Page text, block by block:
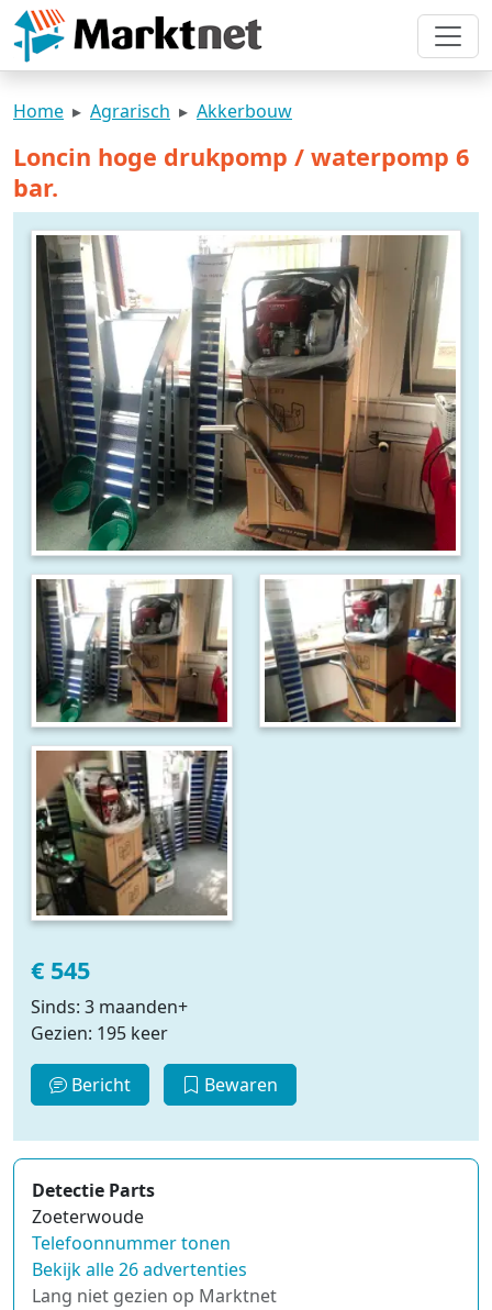
Home Agrarisch Akkerbouw
Loncin hoge drukpomp / waterpomp 6
bar.
€ 545
Sinds: 3 maanden+
Gezien: 195 keer
Bericht Bewaren
Detectie Parts
Zoeterwoude
Telefoonnummer tonen
Bekijk alle 26 advertenties
Lang niet gezien op Marktnet